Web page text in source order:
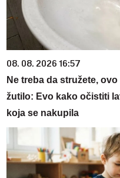
08. 08. 2026 16:57
Ne treba da stružete,
žutilo: Evo kako očistiti
koja se nakupila